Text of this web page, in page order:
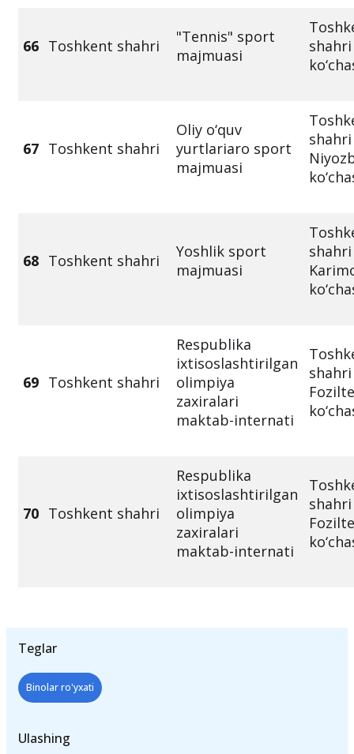
66 Toshkent shahri
"Tennis" sport
majmuasi
67 Toshkent shahri
Oliy o‘quv
yurtlariaro sport
majmuasi
68 Toshkent shahri
Yoshlik sport
majmuasi
69 Toshkent shahri
Respublika
ixtisoslashtirilgan
olimpiya
zaxiralari
maktab-internati
shahri
70 Toshkent shahri
Respublika
ixtisoslashtirilgan
olimpiya
zaxiralari
maktab-internati
shahri
Teglar
Binolar ro'yxati
Ulashing